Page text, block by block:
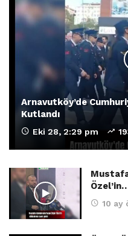
Arnavutköy’de
Kutlandı
Eki 28, 2:29 pm
10 ay